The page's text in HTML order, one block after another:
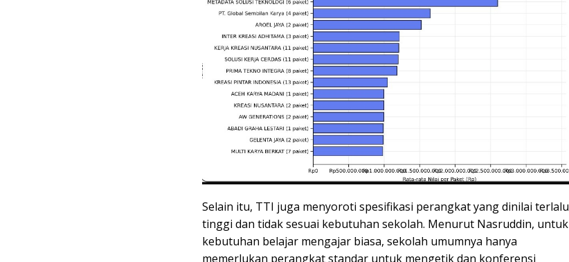
Selain itu, TTI juga menyoroti spesifikasi perangkat yang dinilai terlalu
tinggi dan tidak sesuai kebutuhan sekolah. Menurut Nasruddin, untuk
kebutuhan belajar mengajar biasa, sekolah umumnya hanya
memerlukan perangkat standar untuk mengetik dan konferensi